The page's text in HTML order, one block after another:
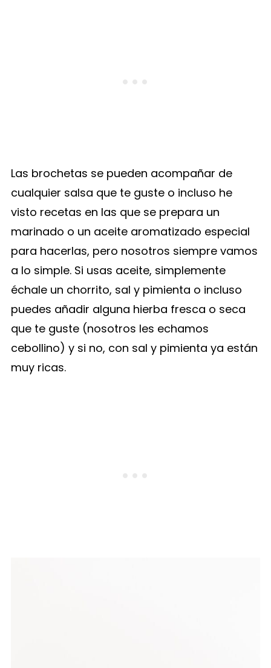
Las brochetas se pueden acompañar de
cualquier salsa que te guste o incluso he
visto recetas en las que se prepara un
marinado o un aceite aromatizado especial
para hacerlas, pero nosotros siempre vamos
a lo simple. Si usas aceite, simplemente
échale un chorrito, sal y pimienta o incluso
puedes añadir alguna hierba fresca o seca
que te guste (nosotros les echamos
cebollino) y si no, con sal y pimienta ya están
muy ricas.